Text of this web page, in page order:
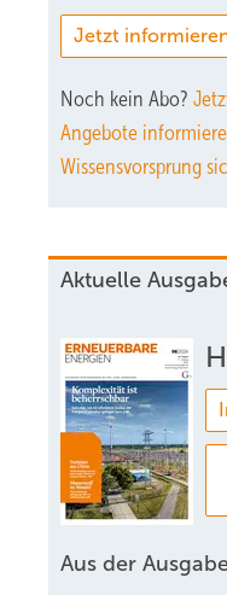
Jetzt
Noch kein Abo?
Angebote
Wissensvorsprung
Aktuelle
Aus der